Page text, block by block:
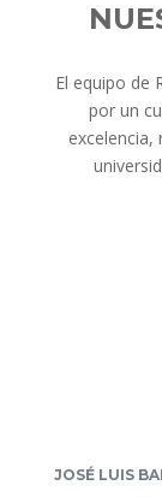
El equipo de
por un
excelencia,
JOSÉ LUIS